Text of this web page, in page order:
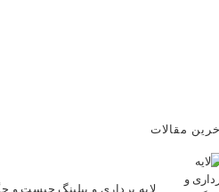
آخرین مقالات
لایه برداری و پیلینگ چیست و